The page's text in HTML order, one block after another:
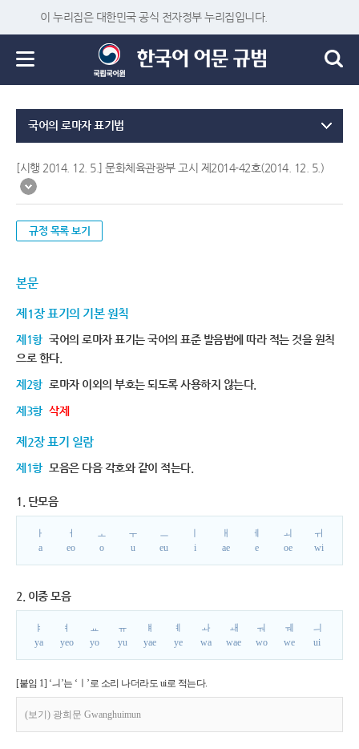
이 누리집은 대한민국 공식 전자정부 누리집입니다.
국어의 로마자 표기법
[시행 2014. 12. 5.] 문화체육관광부 고시 제2014-42호(2014. 12. 5.)
규정 목록 보기
본문
제1장 표기의 기본 원칙
제1항 국어의 로마자 표기는 국어의 표준 발음법에 따라 적는 것을 원칙
으로 한다.
제2항 로마자 이외의 부호는 되도록 사용하지 않는다.
제3항 삭제
제2장 표기 일람
제1항 모음은 다음 각호와 같이 적는다.
1. 단모음
ㅏ
a
ㅓ
eo
ㅗ
o
ㅜ
u
ㅡ
eu
i
ㅐ
ae
ㅔ
e
ㅚ
oe
ㅟ
wi
2. 이중 모음
ㅑ
ya
ㅕ
yeo
ㅛ
yo
ㅠ
yu
ㅒ
yae
ㅖ
ye
ㅘ
wa
ㅙ
wae
ㅝ
wo
ㅞ
we
ㅢ
ui
[붙임 1] ‘ㅢ’는 ‘ㅣ’로 소리 나더라도 ui로 적는다.
(보기) 광희문 Gwanghuimun